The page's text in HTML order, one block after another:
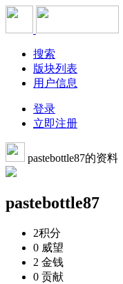
搜索
版块列表
用户信息
登录
立即注册
pastebottle87的资料
pastebottle87
2积分
0 威望
2 金钱
0 贡献